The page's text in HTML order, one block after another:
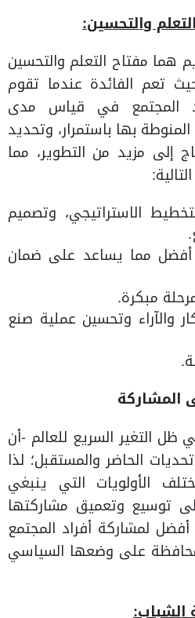
والتحسين:
هما مفتاح التعلم والتحسين
تعم الفائدة عندما تقوم
المجتمع في قياس مدى
بها باستمرار، وتحديد
إلى مزيد من التطوير، مما
الاستراتيجي، وتصميم
أفضل مما يساعد على ضمان
مبكرة.
والآراء وتحسين عملية صنع
المشاركة
ظل التغير السريع للعالم -أن
الحاضر والمستقبل؛ لذا
الأولويات التي ينبغي
توسيع وتعميق مشاركتها
لمشاركة أفراد المجتمع
على وضعها السياسي
الشباب: